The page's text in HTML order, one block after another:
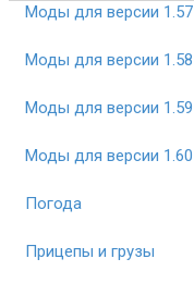
Моды для версии 1.57
Моды для версии 1.58
Моды для версии 1.59
Моды для версии 1.60
Погода
Прицепы и грузы